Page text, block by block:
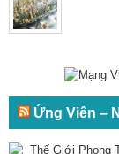
Ứng Viên –